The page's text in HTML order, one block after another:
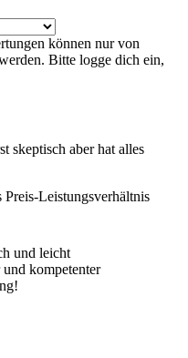
können nur von
Bitte logge dich ein,
skeptisch aber hat alles
Leistungsverhältnis
und leicht
kompetenter